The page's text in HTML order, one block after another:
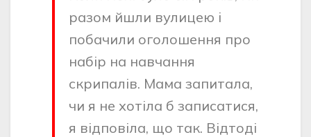
разом йшли вулицею і
побачили оголошення про
набір на навчання
скрипалів. Мама запитала,
чи я не хотіла б записатися,
я відповіла, що так. Відтоді